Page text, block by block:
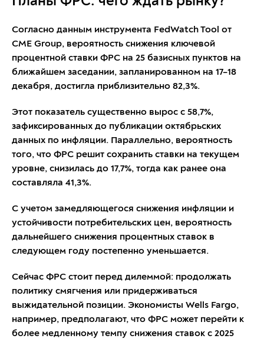
Согласно данным инструмента FedWatch Tool от
CME Group, вероятность снижения ключевой
процентной ставки ФРС на 25 базисных пунктов на
ближайшем заседании, запланированном на 17–18
декабря, достигла приблизительно 82,3%.
Этот показатель существенно вырос с 58,7%,
зафиксированных до публикации октябрьских
данных по инфляции. Параллельно, вероятность
того, что ФРС решит сохранить ставки на текущем
уровне, снизилась до 17,7%, тогда как ранее она
составляла 41,3%.
С учетом замедляющегося снижения инфляции и
устойчивости потребительских цен, вероятность
дальнейшего снижения процентных ставок в
следующем году постепенно уменьшается.
Сейчас ФРС стоит перед дилеммой: продолжать
политику смягчения или придерживаться
выжидательной позиции. Экономисты Wells Fargo,
например, предполагают, что ФРС может перейти к
более медленному темпу снижения ставок с 2025